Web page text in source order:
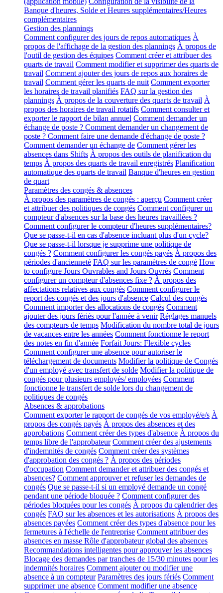
Banque d'heures, Solde et Heures supplémentaires/Heures
complémentaires
Gestion des plannings
Comment configurer des jours de repos automatiques À
propos de l'affichage de la gestion des plannings À propos de
l'outil de gestion des équipes Comment créer et attribuer des
quarts de travail Comment modifier et supprimer des quarts de
travail Comment ajouter des jours de repos aux horaires de
travail Comment gérer les quarts de nuit Comment exporter
les horaires de travail planifiés FAQ sur la gestion des
plannings À propos de la couverture des quarts de travail À
propos des horaires de travail rotatifs Comment consulter et
exporter le rapport de bilan annuel Comment demander un
échange de poste ? Comment demander un changement de
poste ? Comment faire une demande d'échange de poste ?
Comment demander un échange de Comment gérer les
absences dans Shifts À propos des outils de planification du
temps À propos des quarts de travail enregistrés Planification
automatique des quarts de travail Banque d'heures en gestion
de quart
Paramètres des congés & absences
À propos des paramètres de congés : aperçu Comment créer
et attribuer des politiques de congés Comment configurer un
compteur d'absences sur la base des heures travaillées ?
Comment configurer le compteur d'heures supplémentaires?
Que se passe-t-il en cas d'absence incluant plus d'un cycle?
Que se passe-t-il lorsque je supprime une politique de
congés ? Comment configurer les congés payés À propos des
périodes d'ancienneté FAQ sur les paramètres de congé How
to configure Jours Ouvrables and Jours Ouvrés Comment
configurer un compteur d'absences fixe ? À propos des
affectations relatives aux congés Comment configurer le
report des congés et des jours d'absence Calcul des congés
Comment importer des allocations de congés Comment
ajouter des jours fériés pour l'année à venir Réglages manuels
des compteurs de temps Modification du nombre total de jours
de vacances entre les années Comment fonctionne le report
des notes en fin d'année Forfait Jours: Flexible cycles
Comment configurer une absence pour autoriser le
téléchargement de documents Modifier la politique de Congés
d'un employé avec transfert de solde Modifier la politique de
congés pour plusieurs employés/ employées Comment
fonctionne le transfert de solde lors du changement de
politiques de congés
Absences & approbations
Comment exporter le rapport de congés de vos employé/e/s À
propos des congés payés À propos des absences et des
approbations Comment créer des types d'absence À propos du
temps libre de l'approbateur Comment créer des ajustements
d'indemnités de congés Comment créer des systèmes
d'approbation des congés ? À propos des périodes
d'occupation Comment demander et attribuer des congés et
absences? Comment approuver et refuser les demandes de
congés Que se passe-t-il si un employé demande un congé
pendant une période bloquée ? Comment configurer des
périodes bloquées pour les congés À propos du calendrier des
congés FAQ sur les absences et les autorisations À propos des
absences payées Comment créer des types d'absence pour les
fermetures à l'échelle de l'entreprise Comment attribuer des
absences en masse Rôle d'approbateur global des absences
Recommandations intelligentes pour approuver les absences
Blocage des demandes par tranches de 15/30 minutes pour les
indemnités horaires Comment ajouter ou modifier une
absence à un compteur Paramètres des jours fériés Comment
supprimer une absence Comment modifier une absence